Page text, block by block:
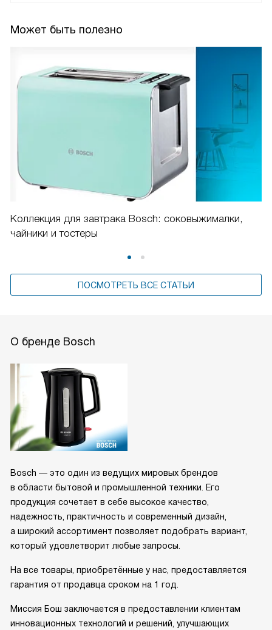
Может быть полезно
Коллекция для завтрака Bosch: соковыжималки,
чайники и тостеры
ПОСМОТРЕТЬ ВСЕ СТАТЬИ
О бренде Bosch
Bosch — это один из ведущих мировых брендов
в области бытовой и промышленной техники. Его
продукция сочетает в себе высокое качество,
надежность, практичность и современный дизайн,
а широкий ассортимент позволяет подобрать вариант,
который удовлетворит любые запросы.
На все товары, приобретённые у нас, предоставляется
гарантия от продавца сроком на 1 год.
Миссия Бош заключается в предоставлении клиентам
инновационных технологий и решений, улучшающих